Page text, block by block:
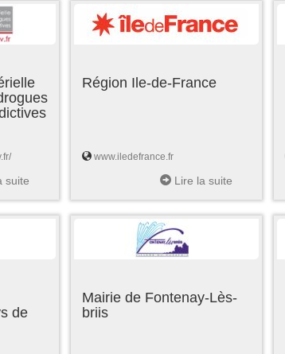
suite
Région Ile-de-France
www.iledefrance.fr
Lire la suite
de
Mairie de Fontenay-Lès-
briis